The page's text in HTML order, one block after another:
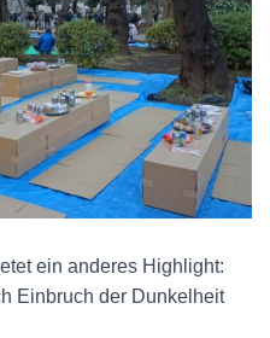
ein anderes Highlight:
Einbruch der Dunkelheit